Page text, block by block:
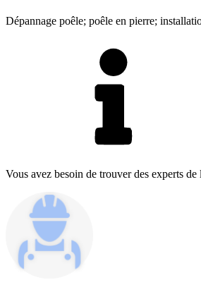
Dépannage poêle; poêle en pierre;
Vous avez besoin de trouver des experts